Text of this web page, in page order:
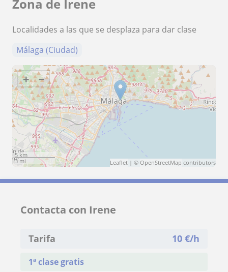
Zona de Irene
Localidades a las que se desplaza para dar clase
Málaga (Ciudad)
+ −
5 km
3 mi
Leaflet | © OpenStreetMap contributors
Contacta con Irene
Tarifa 10 €/h
1ª clase gratis